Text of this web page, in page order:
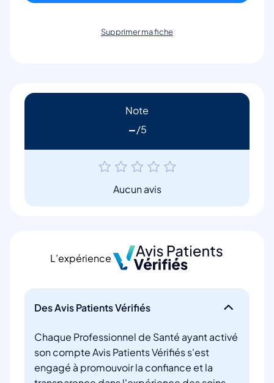
Supprimer ma fiche
Note
-
Aucun avis
L’expérience
Des Avis Patients Vérifiés
Chaque Professionnel de Santé ayant activé
son compte Avis Patients Vérifiés s'est
engagé à promouvoir la confiance et la